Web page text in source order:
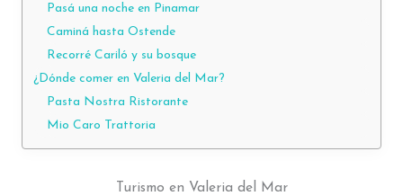
Pasá una noche en Pinamar
Caminá hasta Ostende
Recorré Cariló y su bosque
¿Dónde comer en Valeria del Mar?
Pasta Nostra Ristorante
Mio Caro Trattoria
Turismo en Valeria del Mar